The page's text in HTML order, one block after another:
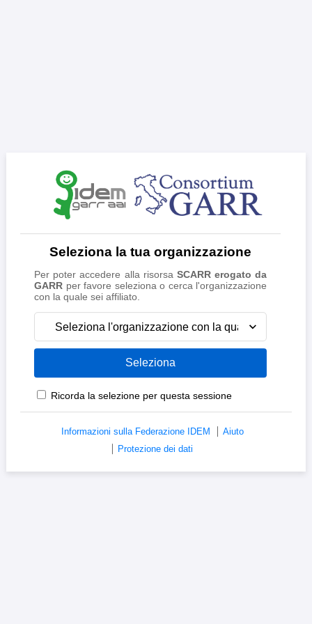
Seleziona la tua organizzazione
Per poter accedere alla risorsaSCARR erogato da
GARRper favore seleziona o cerca l'organizzazione
con la quale sei affiliato.
Seleziona l'organizzazione con la quale sei affiliato
Ricorda la selezione per questa sessione
Informazioni sulla Federazione IDEM
Aiuto
Protezione dei dati